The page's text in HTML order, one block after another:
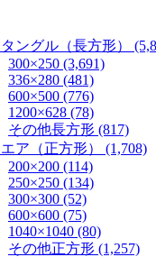
ングル（長方形）
300×250 (3,691)
336×280 (481)
600×500 (776)
1200×628 (78)
その他長方形 (817)
ア（正方形） (1,708)
200×200 (114)
250×250 (134)
300×300 (52)
600×600 (75)
1040×1040 (80)
その他正方形 (1,257)